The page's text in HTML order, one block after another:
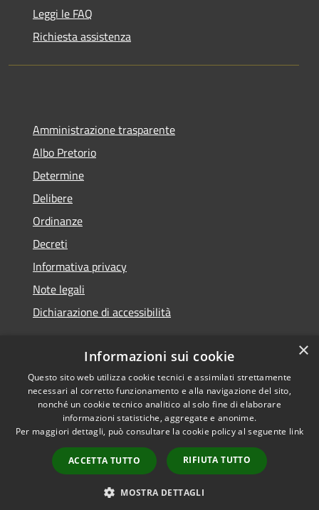
Leggi le FAQ
Richiesta assistenza
Amministrazione trasparente
Albo Pretorio
Determine
Delibere
Ordinanze
Decreti
Informativa privacy
Note legali
Dichiarazione di accessibilità
RSS
Accessibilità
Cookie
Mappa del sito
Extranet
Copyright © 2026 • Comune di
Molochio • Powered by
Municipium•Accesso
redazione
×
Informazioni sui cookie
Questo sito web utilizza cookie tecnici e assimilati strettamente
necessari al corretto funzionamento e alla navigazione del sito,
nonché un cookie tecnico analitico al solo fine di elaborare
informazioni statistiche, aggregate e anonime.
Per maggiori dettagli, può consultare la cookie policy al seguente link
ACCETTA TUTTO RIFIUTA TUTTO
MOSTRA DETTAGLI